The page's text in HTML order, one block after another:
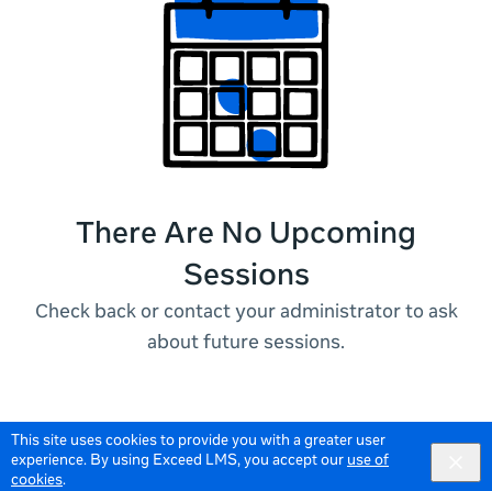
This site uses cookies to provide you with a greater user
experience. By using Exceed LMS, you accept our use of
cookies.
There Are No Upcoming
Sessions
Check back or contact your administrator to ask
about future sessions.